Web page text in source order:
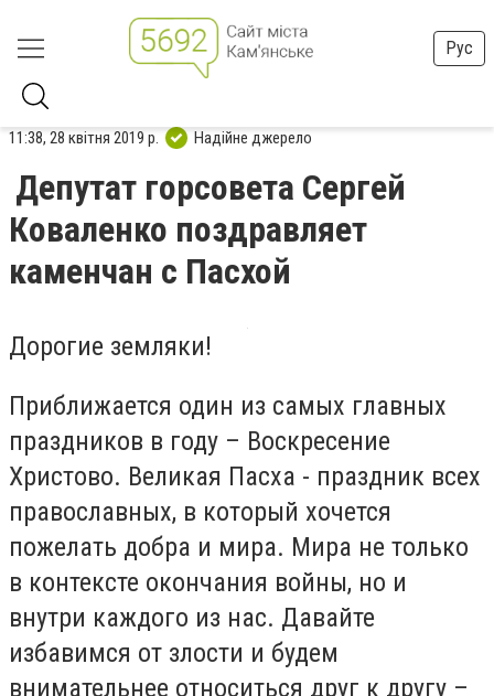
Рус
11:38, 28 квітня 2019 р. Надійне джерело
Депутат горсовета Сергей
Коваленко поздравляет
каменчан с Пасхой
Дорогие земляки!
Приближается один из самых главных
праздников в году – Воскресение
Христово. Великая Пасха - праздник всех
православных, в который хочется
пожелать добра и мира. Мира не только
в контексте окончания войны, но и
внутри каждого из нас. Давайте
избавимся от злости и будем
внимательнее относиться друг к другу –